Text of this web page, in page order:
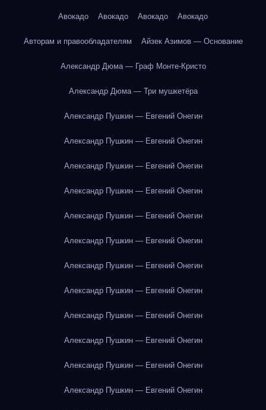
Авокадо Авокадо Авокадо Авокадо
Авторам и правообладателям Айзек Азимов — Основание
Александр Дюма — Граф Монте-Кристо
Александр Дюма — Три мушкетёра
Александр Пушкин — Евгений Онегин
Александр Пушкин — Евгений Онегин
Александр Пушкин — Евгений Онегин
Александр Пушкин — Евгений Онегин
Александр Пушкин — Евгений Онегин
Александр Пушкин — Евгений Онегин
Александр Пушкин — Евгений Онегин
Александр Пушкин — Евгений Онегин
Александр Пушкин — Евгений Онегин
Александр Пушкин — Евгений Онегин
Александр Пушкин — Евгений Онегин
Александр Пушкин — Евгений Онегин